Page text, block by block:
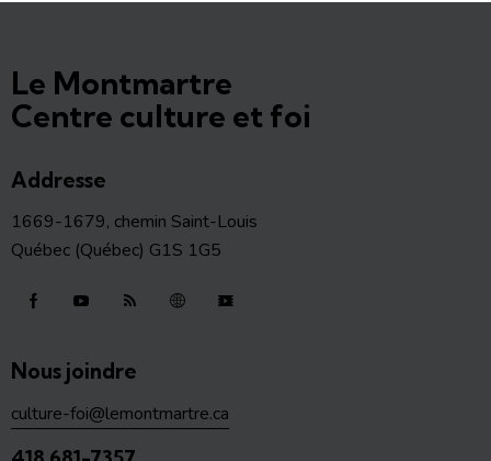
Le Montmartre
Centre culture et foi
Addresse
1669-1679, chemin Saint-Louis
Québec (Québec) G1S 1G5
Nous joindre
culture-foi@lemontmartre.ca